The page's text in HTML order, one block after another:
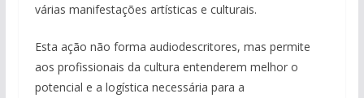
várias manifestações artísticas e culturais.
Esta ação não forma audiodescritores, mas permite
aos profissionais da cultura entenderem melhor o
potencial e a logística necessária para a